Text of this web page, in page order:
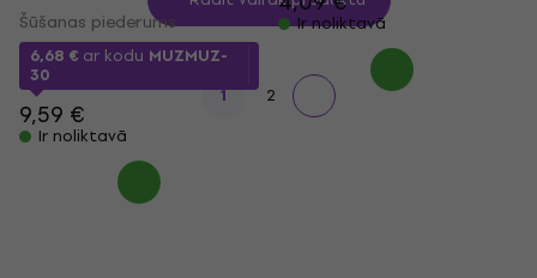
Šūšanas piederums
6,68 € ar kodu MUZMUZ-
30
9,59 €
Ir noliktavā
Ir noliktavā
1 2